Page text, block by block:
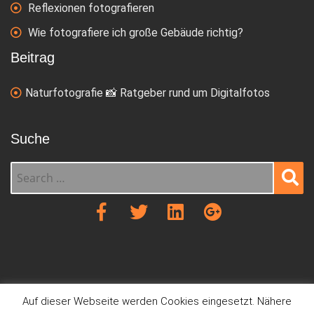
Reflexionen fotografieren
Wie fotografiere ich große Gebäude richtig?
Beitrag
Naturfotografie 📸 Ratgeber rund um Digitalfotos
Suche
Sear
Auf dieser Webseite werden Cookies eingesetzt. Nähere